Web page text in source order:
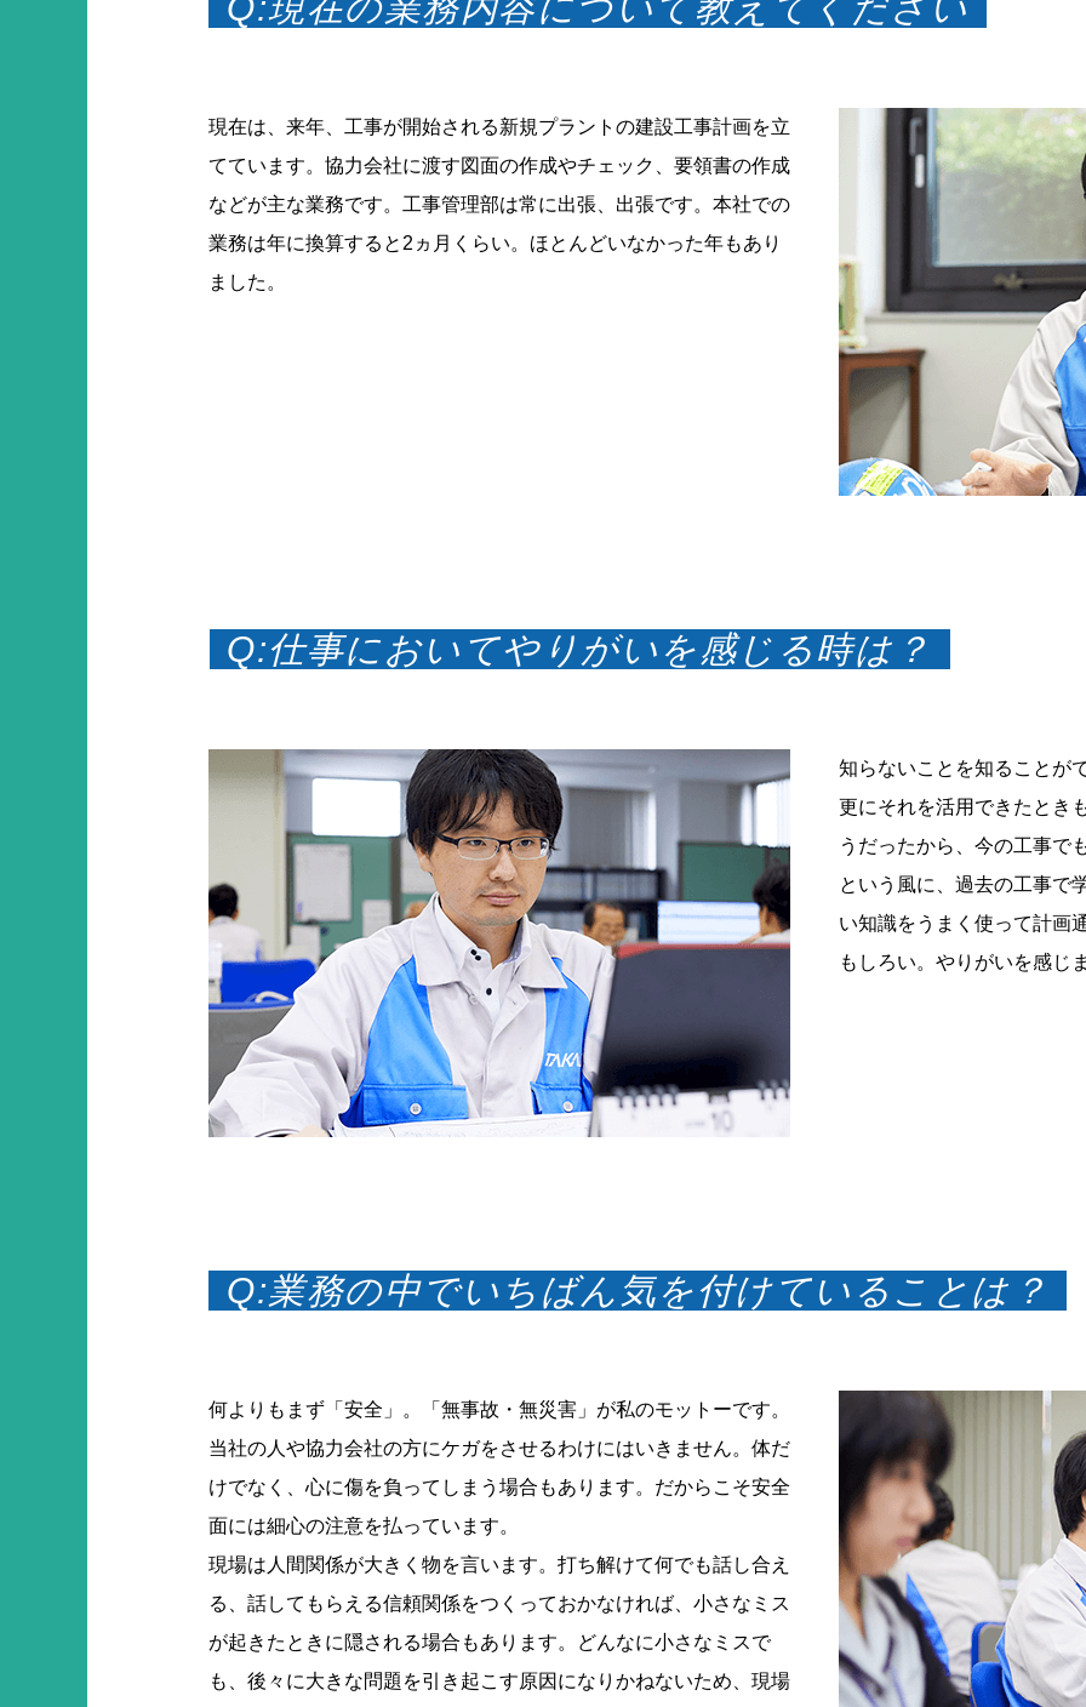
現在は、来年、工事が開始される新規プラントの建設工事計画を立
てています。協力会社に渡す図面の作成やチェック、要領書の作成
などが主な業務です。工事管理部は常に出張、出張です。本社での
業務は年に換算すると2ヵ月くらい。ほとんどいなかった年もあり
ました。
Q:仕事においてやりがいを感じる時は？
知らないことを知ることが
更にそれを活用できたとき
うだったから、今の工事で
という風に、過去の工事で
い知識をうまく使って計画
もしろい。やりがいを感じ
Q:業務の中でいちばん気を付けていることは？
何よりもまず「安全」。「無事故・無災害」が私のモットーです。
当社の人や協力会社の方にケガをさせるわけにはいきません。体だ
けでなく、心に傷を負ってしまう場合もあります。だからこそ安全
面には細心の注意を払っています。
現場は人間関係が大きく物を言います。打ち解けて何でも話し合え
る、話してもらえる信頼関係をつくっておかなければ、小さなミス
が起きたときに隠される場合もあります。どんなに小さなミスで
も、後々に大きな問題を引き起こす原因になりかねないため、現場